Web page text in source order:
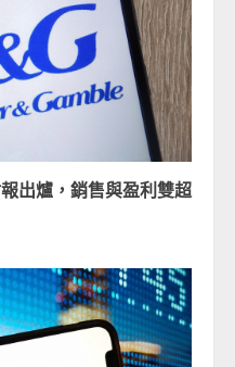
出爐，銷售與盈利雙超